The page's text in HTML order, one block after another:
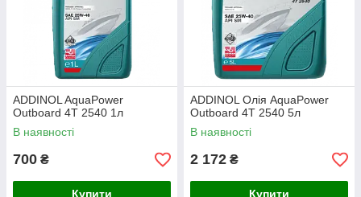
ADDINOL AquaPower
Outboard 4T 2540 1л
В наявності
700 ₴
Купити
ADDINOL Олія AquaPower
Outboard 4T 2540 5л
В наявності
2 172 ₴
Купити